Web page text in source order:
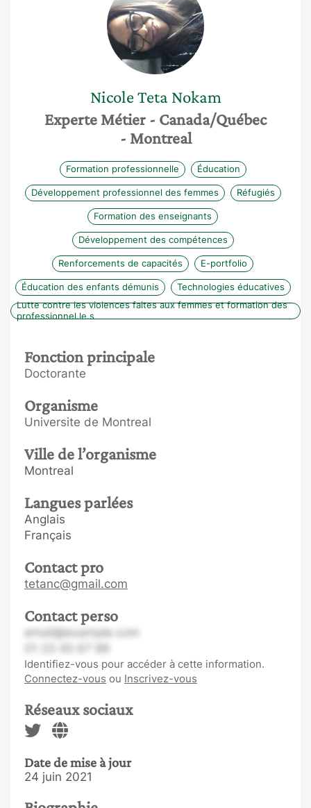
Nicole Teta Nokam
Experte Métier - Canada/Québec
- Montreal
Formation professionnelle Éducation
Développement professionnel des femmes Réfugiés
Formation des enseignants
Développement des compétences
Renforcements de capacités E-portfolio
Éducation des enfants démunis
Technologies éducatives
Lutte contre les violences faites aux femmes et formation des
professionnel.le.s
Fonction principale
Doctorante
Organisme
Universite de Montreal
Ville de l’organisme
Montreal
Langues parlées
Anglais
Français
Contact pro
tetanc@gmail.com
Contact perso
email@example.com
Identifiez-vous pour accéder à cette information.
Connectez-vous ou Inscrivez-vous
Réseaux sociaux
Date de mise à jour
24 juin 2021